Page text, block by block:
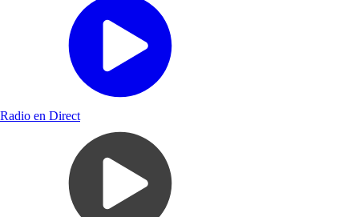
Radio en Direct